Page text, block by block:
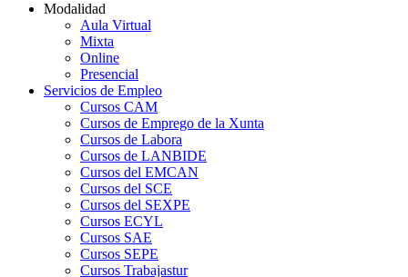
Modalidad
Aula Virtual
Mixta
Online
Presencial
Servicios de Empleo
Cursos CAM
Cursos de Emprego de la Xunta
Cursos de Labora
Cursos de LANBIDE
Cursos del EMCAN
Cursos del SCE
Cursos del SEXPE
Cursos ECYL
Cursos SAE
Cursos SEPE
Cursos Trabajastur